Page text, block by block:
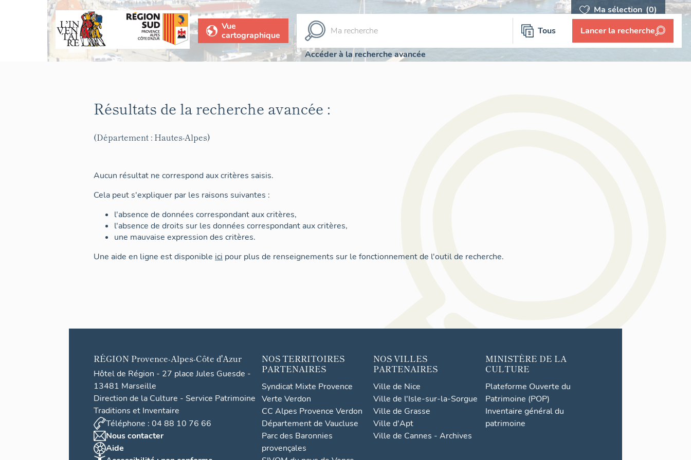
Ma sélection (0)
Vue
cartographique
Tous Lancer la recherche
Accéder à la recherche avancée
Résultats de la recherche avancée :
(Département : Hautes-Alpes)
Aucun résultat ne correspond aux critères saisis.
Cela peut s'expliquer par les raisons suivantes :
l'absence de données correspondant aux critères,
l'absence de droits sur les données correspondant aux critères,
une mauvaise expression des critères.
Une aide en ligne est disponible ici pour plus de renseignements sur le fonctionnement de l'outil de recherche.
RÉGION Provence-Alpes-Côte d'Azur
Hôtel de Région - 27 place Jules Guesde -
13481 Marseille
Direction de la Culture - Service Patrimoine
Traditions et Inventaire
Téléphone : 04 88 10 76 66
Nous contacter
Aide
NOS TERRITOIRES
PARTENAIRES
Syndicat Mixte Provence
Verte Verdon
CC Alpes Provence Verdon
Département de Vaucluse
Parc des Baronnies
provençales
NOS VILLES
PARTENAIRES
Ville de Nice
Ville de l'Isle-sur-la-Sorgue
Ville de Grasse
Ville d'Apt
Ville de Cannes - Archives
MINISTÈRE DE LA
CULTURE
Plateforme Ouverte du
Patrimoine (POP)
Inventaire général du
patrimoine